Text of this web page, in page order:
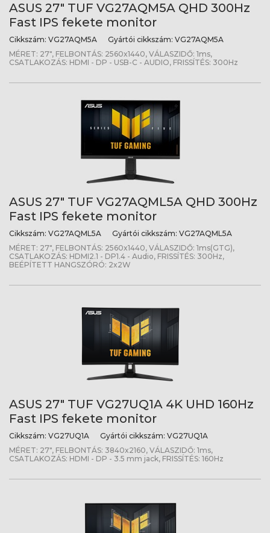
ASUS 27" TUF VG27AQM5A QHD 300Hz
Fast IPS fekete monitor
Cikkszám: VG27AQM5A Gyártói cikkszám: VG27AQM5A
MÉRET: 27", FELBONTÁS: 2560x1440, VÁLASZIDŐ: 1ms,
CSATLAKOZÁS: HDMI - DP - USB-C - AUDIO, FRISSÍTÉS: 300Hz
ASUS 27" TUF VG27AQML5A QHD 300Hz
Fast IPS fekete monitor
Cikkszám: VG27AQML5A Gyártói cikkszám: VG27AQML5A
MÉRET: 27", FELBONTÁS: 2560x1440, VÁLASZIDŐ: 1ms(GTG),
CSATLAKOZÁS: HDMI2.1 - DP1.4 - Audio, FRISSÍTÉS: 300Hz,
BEÉPÍTETT HANGSZÓRÓ: 2x2W
ASUS 27" TUF VG27UQ1A 4K UHD 160Hz
Fast IPS fekete monitor
Cikkszám: VG27UQ1A Gyártói cikkszám: VG27UQ1A
MÉRET: 27", FELBONTÁS: 3840x2160, VÁLASZIDŐ: 1ms,
CSATLAKOZÁS: HDMI - DP - 3.5 mm jack, FRISSÍTÉS: 160Hz